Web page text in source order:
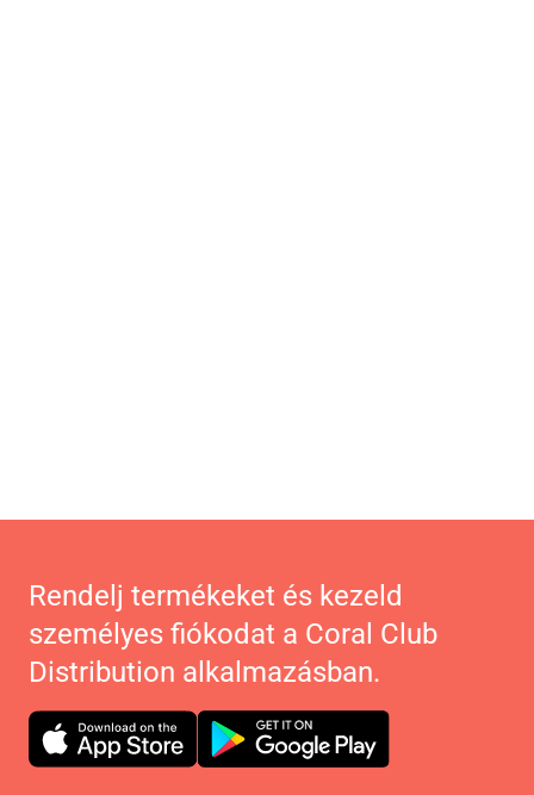
Rendelj termékeket és kezeld
személyes fiókodat a Coral Club
Distribution alkalmazásban.